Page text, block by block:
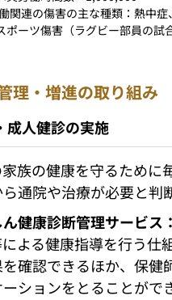
関連の傷害の主な種類：熱中症
ポーツ傷害（ラグビー部員の試
理・増進の取り組み
成人健診の実施
族の健康を守るために
通院や治療が必要と判
健康診断管理サービス：
よる健康指導を行う仕
確認できるほか、保
ションをとることがで